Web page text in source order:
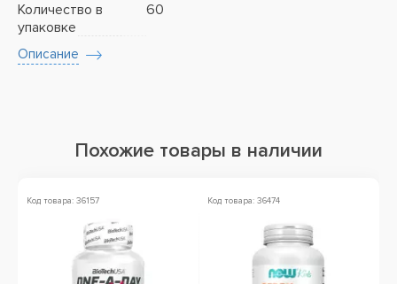
Количество в
упаковке
60
Описание
Похожие товары в наличии
Код товара: 36157 Код товара: 36474